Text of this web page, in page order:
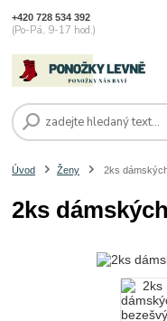
+420 728 534 392
(Po-Pá, 9-17 hod.)
Úvod Ženy 2ks
2ks